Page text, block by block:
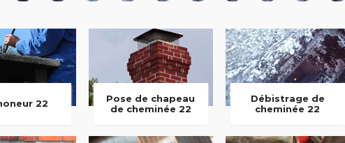
22
Pose de chapeau
de cheminée 22
Débistrage de
cheminée 22